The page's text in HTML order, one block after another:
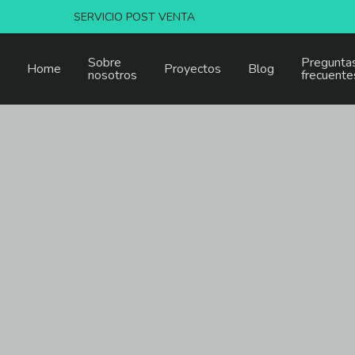
SERVICIO POST VENTA
Home Sobre
nosotros Proyectos Blog